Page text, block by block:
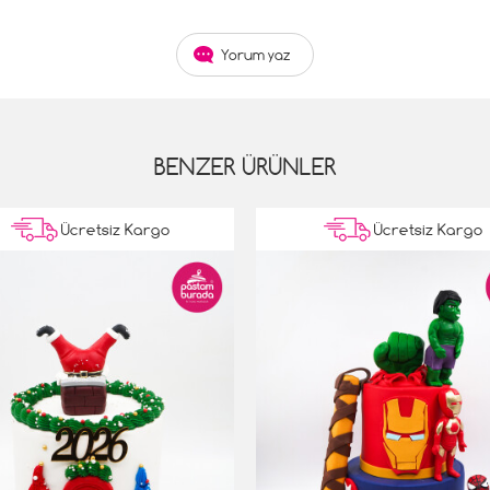
Yorum yaz
BENZER ÜRÜNLER
Ücretsiz Kargo Ücretsiz Kargo